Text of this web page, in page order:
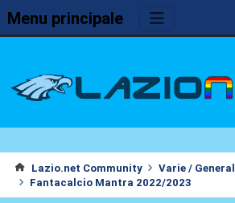
Menu principale
Lazio.net Community Varie / General
Fantacalcio Mantra 2022/2023